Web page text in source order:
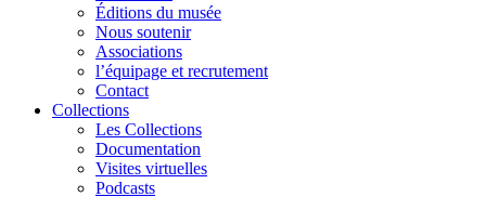
Éditions du musée
Nous soutenir
Associations
l’équipage et recrutement
Contact
Collections
Les Collections
Documentation
Visites virtuelles
Podcasts